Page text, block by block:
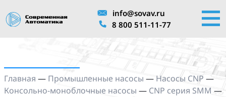
info@sovav.ru
8 800 511-11-77
Главная — Промышленные насосы — Насосы CNP —
Консольно-моноблочные насосы — CNP серия SMM —